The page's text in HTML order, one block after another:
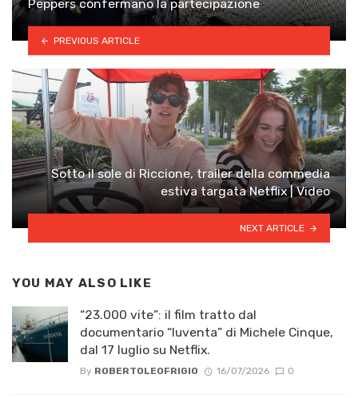
Peppers confermano la partecipazione
PREVIOUS ARTICLE
Sotto il sole di Riccione, trailer della commedia
estiva targata Netflix | Video
NEXT ARTICLE
YOU MAY ALSO LIKE
“23.000 vite”: il film tratto dal
documentario “Iuventa” di Michele Cinque,
dal 17 luglio su Netflix.
By ROBERTOLEOFRIGIO 16/07/2026 0